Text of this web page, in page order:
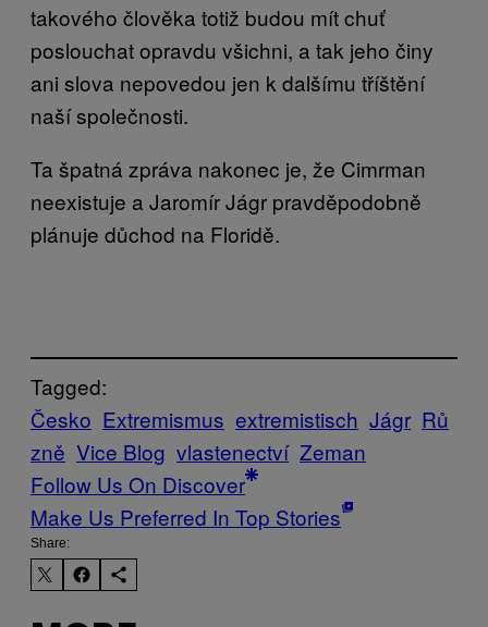
takového člověka totiž budou mít chuť
poslouchat opravdu všichni, a tak jeho činy
ani slova nepovedou jen k dalšímu tříštění
naší společnosti.
Ta špatná zpráva nakonec je, že Cimrman
neexistuje a Jaromír Jágr pravděpodobně
plánuje důchod na Floridě.
Tagged:
Česko Extremismus extremistisch Jágr Rů
zně Vice Blog vlastenectví Zeman
Follow Us On Discover
Make Us Preferred In Top Stories
Share: